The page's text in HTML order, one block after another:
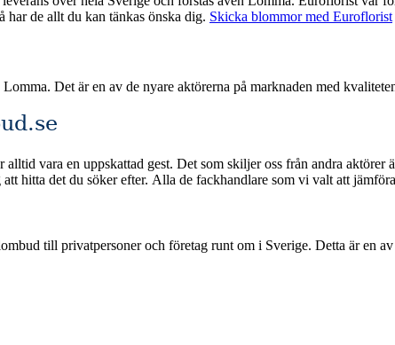
de allt du kan tänkas önska dig. Skicka blommor med Euroflorist
Det är en av de nyare aktörerna på marknaden med
vara en uppskattad gest. Det som skiljer oss från andra
betalningsmetoder och snabb leverans om du beställer
Detta är en av mina jämförelsetjänster där jag samlar och rankar de bästa blombuden i